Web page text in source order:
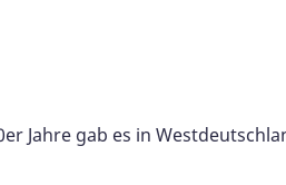
Jahre gab es in